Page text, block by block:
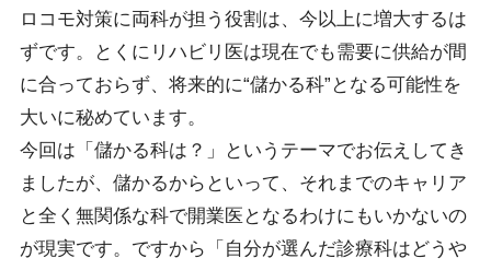
ロコモ対策に両科が担う役割は、今以上に増大するは
ずです。とくにリハビリ医は現在でも需要に供給が間
に合っておらず、将来的に“儲かる科”となる可能性を
大いに秘めています。
今回は「儲かる科は？」というテーマでお伝えしてき
ましたが、儲かるからといって、それまでのキャリア
と全く無関係な科で開業医となるわけにもいかないの
が現実です。ですから「自分が選んだ診療科はどうや